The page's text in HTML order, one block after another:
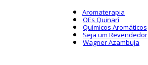
Aromaterapia
OEs Quinarí
Químicos Aromáticos
Seja um Revendedor
Wagner Azambuja